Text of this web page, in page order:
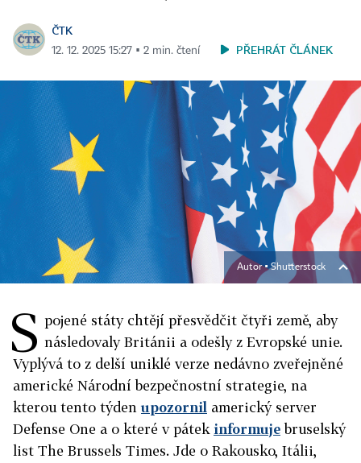
ČTK
12. 12. 2025 15:27 ▪ 2 min. čtení PŘEHRÁT ČLÁNEK
Autor ▪Shutterstock
S pojené státy chtějí přesvědčit čtyři země, aby
následovaly Británii a odešly z Evropské unie.
Vyplývá to z delší uniklé verze nedávno zveřejněné
americké Národní bezpečnostní strategie, na
kterou tento týdenupozornil americký server
Defense One a o které v pátek informujebruselský
list The Brussels Times. Jde o Rakousko, Itálii,